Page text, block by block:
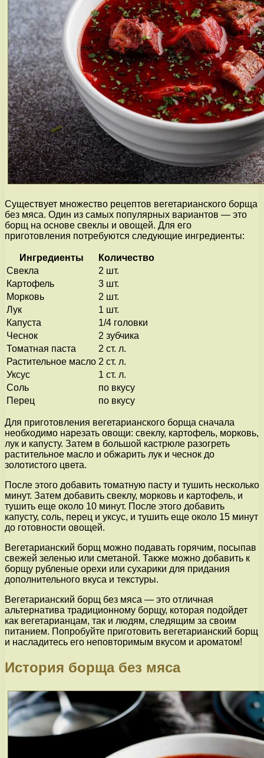
Существует множество рецептов вегетарианского борща
без мяса. Один из самых популярных вариантов — это
борщ на основе свеклы и овощей. Для его
приготовления потребуются следующие ингредиенты:
Ингредиенты
Количество
Свекла
2 шт.
Картофель
3 шт.
Морковь
2 шт.
Лук
1 шт.
Капуста
1/4 головки
Чеснок
2 зубчика
Томатная паста
2 ст. л.
Растительное масло 2 ст. л.
Уксус
1 ст. л.
Соль
по вкусу
Перец
по вкусу
Для приготовления вегетарианского борща сначала
необходимо нарезать овощи: свеклу, картофель, морковь,
лук и капусту. Затем в большой кастрюле разогреть
растительное масло и обжарить лук и чеснок до
золотистого цвета.
После этого добавить томатную пасту и тушить несколько
минут. Затем добавить свеклу, морковь и картофель, и
тушить еще около 10 минут. После этого добавить
капусту, соль, перец и уксус, и тушить еще около 15 минут
до готовности овощей.
Вегетарианский борщ можно подавать горячим, посыпав
свежей зеленью или сметаной. Также можно добавить к
борщу рубленые орехи или сухарики для придания
дополнительного вкуса и текстуры.
Вегетарианский борщ без мяса — это отличная
альтернатива традиционному борщу, которая подойдет
как вегетарианцам, так и людям, следящим за своим
питанием. Попробуйте приготовить вегетарианский борщ
и насладитесь его неповторимым вкусом и ароматом!
История борща без мяса